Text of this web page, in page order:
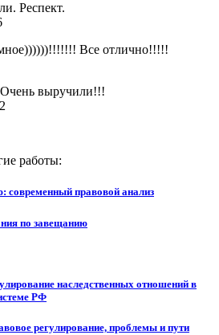
Респект.
Все отлично!!!!!
выручили!!!
работы:
современный правовой анализ
по завещанию
наследственных отношений в
РФ
регулирование, проблемы и пути